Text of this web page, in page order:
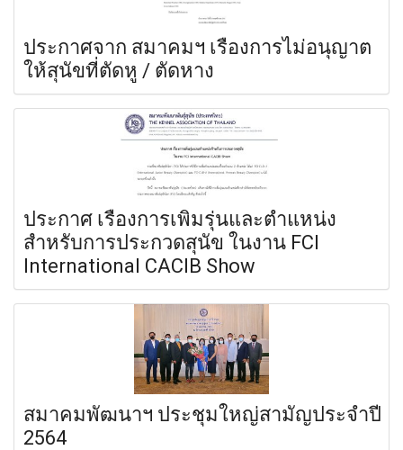
ประกาศจาก สมาคมฯ เรื่องการไม่อนุญาต
ให้สุนัขที่ตัดหู / ตัดหาง
ประกาศ เรื่องการเพิ่มรุ่นและตำแหน่ง
สำหรับการประกวดสุนัข ในงาน FCI
International CACIB Show
สมาคมพัฒนาฯ ประชุมใหญ่สามัญประจำปี
2564